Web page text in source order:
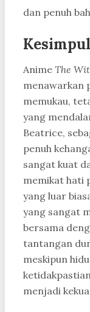
dan penuh
Anime The
menawarkan
memukau,
yang
Beatrice,
penuh
sangat kuat
memikat hati
yang luar
yang sangat
bersama
tantangan
meskipun
menjadi